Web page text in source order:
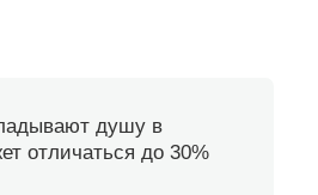
душу в
отличаться до 30%